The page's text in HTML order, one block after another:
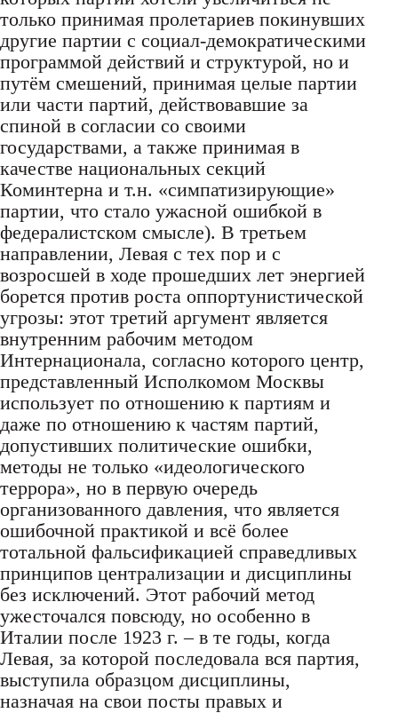
только принимая пролетариев покинувших
другие партии с социал-демократическими
программой действий и структурой, но и
путём смешений, принимая целые партии
или части партий, действовавшие за
спиной в согласии со своими
государствами, а также принимая в
качестве национальных секций
Коминтерна и т.н. «симпатизирующие»
партии, что стало ужасной ошибкой в
федералистском смысле). В третьем
направлении, Левая с тех пор и с
возросшей в ходе прошедших лет энергией
борется против роста оппортунистической
угрозы: этот третий аргумент является
внутренним рабочим методом
Интернационала, согласно которого центр,
представленный Исполкомом Москвы
использует по отношению к партиям и
даже по отношению к частям партий,
допустивших политические ошибки,
методы не только «идеологического
террора», но в первую очередь
организованного давления, что является
ошибочной практикой и всё более
тотальной фальсификацией справедливых
принципов централизации и дисциплины
без исключений. Этот рабочий метод
ужесточался повсюду, но особенно в
Италии после 1923 г. – в те годы, когда
Левая, за которой последовала вся партия,
выступила образцом дисциплины,
назначая на свои посты правых и